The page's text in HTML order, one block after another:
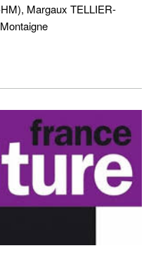
Margaux TELLIER-